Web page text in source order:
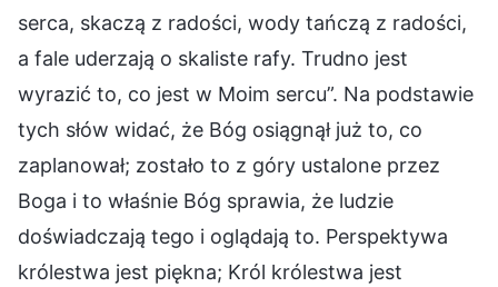
serca, skaczą z radości, wody tańczą z radości,
a fale uderzają o skaliste rafy. Trudno jest
wyrazić to, co jest w Moim sercu”. Na podstawie
tych słów widać, że Bóg osiągnął już to, co
zaplanował; zostało to z góry ustalone przez
Boga i to właśnie Bóg sprawia, że ludzie
doświadczają tego i oglądają to. Perspektywa
królestwa jest piękna; Król królestwa jest